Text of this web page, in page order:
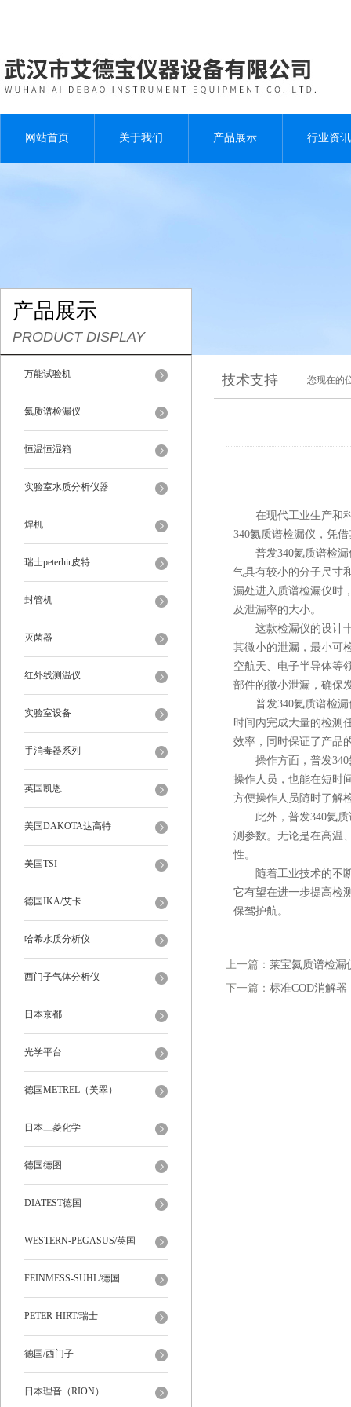
网站首页 关于我们 产品展示 行业资讯
产品展示
PRODUCT DISPLAY
万能试验机
氦质谱检漏仪
恒温恒湿箱
实验室水质分析仪器
焊机
瑞士peterhir皮特
封管机
灭菌器
红外线测温仪
实验室设备
手消毒器系列
英国凯恩
美国DAKOTA达高特
美国TSI
德国IKA/艾卡
哈希水质分析仪
西门子气体分析仪
日本京都
光学平台
德国METREL（美翠）
日本三菱化学
德国德图
DIATEST德国
WESTERN-PEGASUS/英国
FEINMESS-SUHL/德国
PETER-HIRT/瑞士
德国/西门子
日本理音（RION）
技术支持 您现在的
在现代工业生产和科
340氦质谱检漏仪，凭
普发340氦质谱检漏
气具有较小的分子尺寸
漏处进入质谱检漏仪时
及泄漏率的大小。
这款检漏仪的设计十
其微小的泄漏，最小可
空航天、电子半导体等
部件的微小泄漏，确保
普发340氦质谱检漏
时间内完成大量的检测
效率，同时保证了产品
操作方面，普发340
操作人员，也能在短时
方便操作人员随时了解
此外，普发340氦质
测参数。无论是在高温
性。
随着工业技术的不断
它有望在进一步提高检
保驾护航。
上一篇： 莱宝氦质谱检漏
下一篇： 标准COD消解